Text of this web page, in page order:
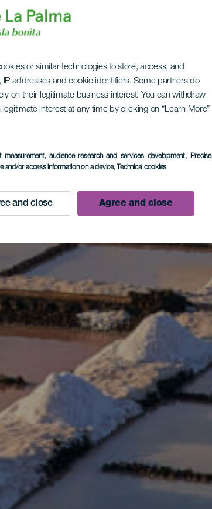
or similar technologies to store, access, and
addresses and cookie identifiers. Some partners do
on their legitimate business interest. You can withdraw
interest at any time by clicking on “Learn More”
audience research and services development, Precise
and/or access information on a device, Technical cookies
and close Agree and close